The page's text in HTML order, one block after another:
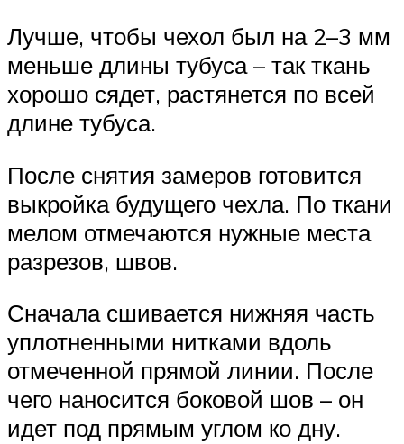
Лучше, чтобы чехол был на 2–3 мм
меньше длины тубуса – так ткань
хорошо сядет, растянется по всей
длине тубуса.
После снятия замеров готовится
выкройка будущего чехла. По ткани
мелом отмечаются нужные места
разрезов, швов.
Сначала сшивается нижняя часть
уплотненными нитками вдоль
отмеченной прямой линии. После
чего наносится боковой шов – он
идет под прямым углом ко дну.